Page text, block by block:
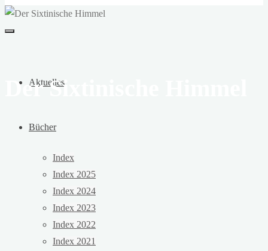
Aktuelles
Bücher
Index
Index 2025
Index 2024
Index 2023
Index 2022
Index 2021
Der Sixtinische Himmel